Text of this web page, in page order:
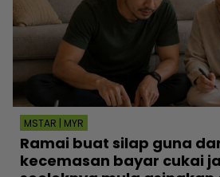
MSTAR | MYR
Ramai buat silap guna
kecemasan bayar cukai